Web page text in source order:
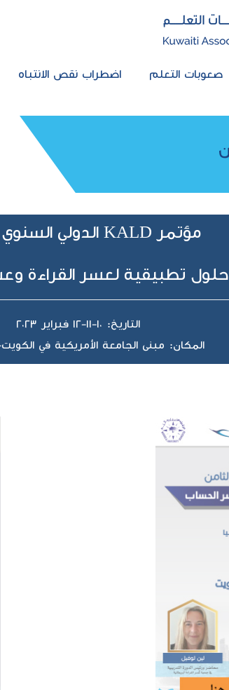
صعوبات التعلم اضطراب نقص الانتباه
مؤتمر KALD الدولي السنوي الثامن
حلول تطبيقية لعسر القراءة
التاريخ: ١٠-١١-١٢ فبراير ٢٠٢٣
المكان: مبنى الجامعة الأمريكية في